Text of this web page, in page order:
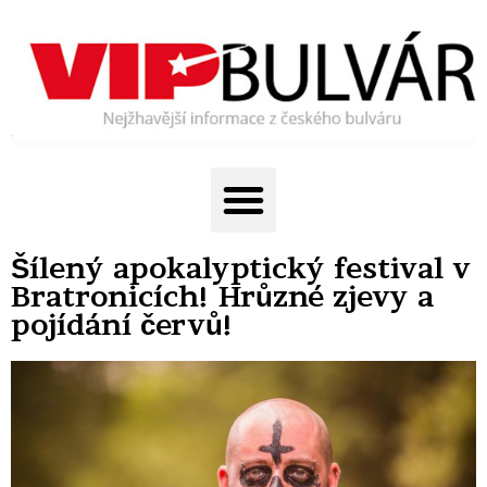
Šílený apokalyptický festival v
Bratronicích! Hrůzné zjevy a
pojídání červů!